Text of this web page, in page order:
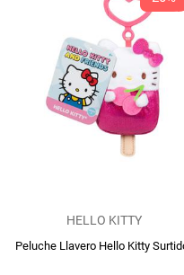
HELLO KITTY
Peluche Llavero Hello Kitty